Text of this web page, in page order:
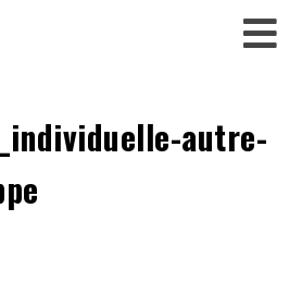
autre-